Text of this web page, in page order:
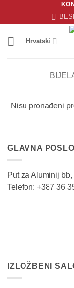
Hrvatski
Nisu pronađeni
GLAVNA
Put za Aluminij
Telefon: +387
IZLOŽBENI